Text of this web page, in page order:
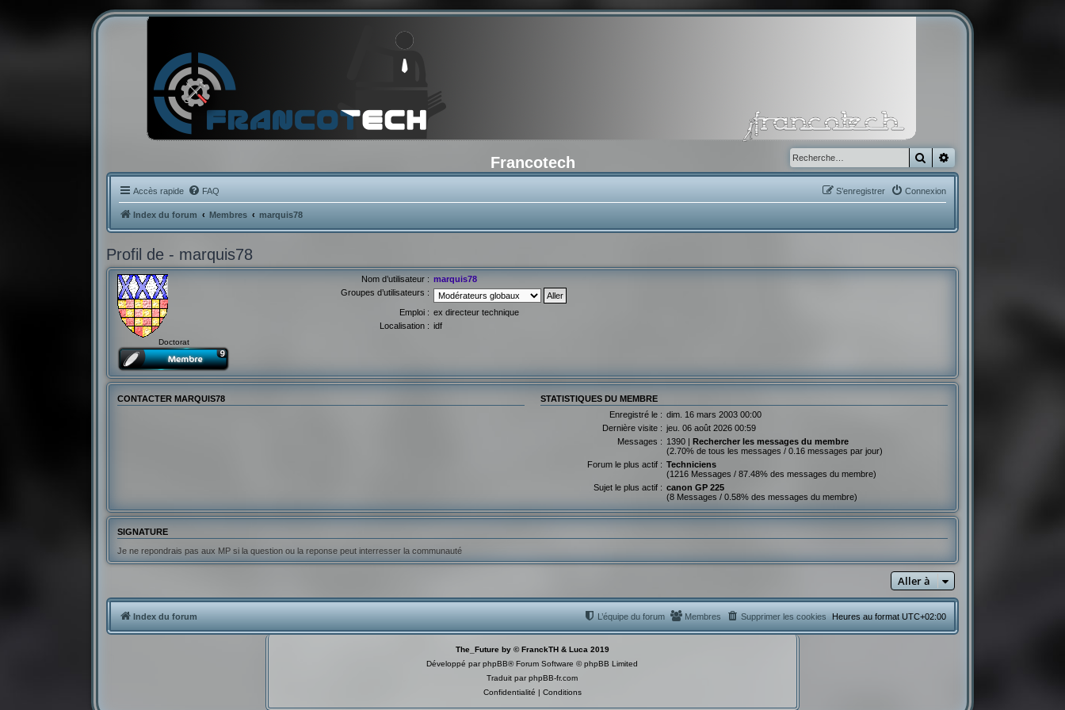
Francotech Rechercher
Accès rapide FAQ Connexion
S’enregistrer
Index du forum Membres marquis78
Profil de - marquis78
Doctorat
Nom d’utilisateur : marquis78
Groupes d’utilisateurs :
Emploi : ex directeur technique
Localisation : idf
CONTACTER MARQUIS78
STATISTIQUES DU MEMBRE
Enregistré le : dim. 16 mars 2003 00:00
Dernière visite : jeu. 06 août 2026 00:59
Messages : 1390 |Rechercher les messages du membre
(2.70% de tous les messages / 0.16 messages par jour)
Forum le plus actif : Techniciens
(1216 Messages / 87.48% des messages du membre)
Sujet le plus actif : canon GP 225
(8 Messages / 0.58% des messages du membre)
SIGNATURE
Je ne repondrais pas aux MP si la question ou la reponse peut interresser la communauté
Aller à
Index du forum Heures au format UTC+02:00
Supprimer les cookies
Membres
L’équipe du forum
The_Future by © FranckTH & Luca 2019
Développé parphpBB® Forum Software © phpBB Limited
Traduit parphpBB-fr.com
Confidentialité | Conditions